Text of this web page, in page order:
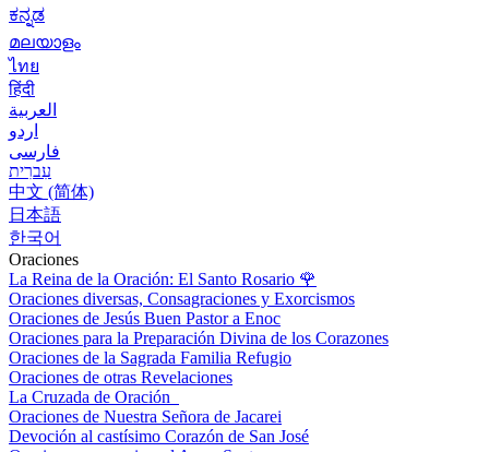
ಕನ್ನಡ
മലയാളം
ไทย
हिंदी
العربية
اردو
فارسی
עִברִית
中文 (简体)
日本語
한국어
Oraciones
La Reina de la Oración: El Santo Rosario 🌹
Oraciones diversas, Consagraciones y Exorcismos
Oraciones de Jesús Buen Pastor a Enoc
Oraciones para la Preparación Divina de los Corazones
Oraciones de la Sagrada Familia Refugio
Oraciones de otras Revelaciones
La Cruzada de Oración
Oraciones de Nuestra Señora de Jacarei
Devoción al castísimo Corazón de San José